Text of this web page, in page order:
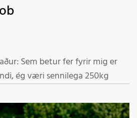
Sem betur fer fyrir mig er
ég væri sennilega 250kg